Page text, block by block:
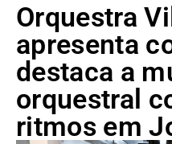
Orquestra
apresenta
destaca a
orquestral
ritmos em